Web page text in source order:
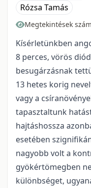
Rózsa Tamás
Megtekintések
Kísérletünkben
8 perces, vörös
besugárzásnak
13 hetes korig
vagy a
tapasztaltunk
hajtáshossza
esetében
nagyobb volt a
gyökértömegben
különbséget,